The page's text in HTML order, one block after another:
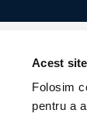
Acest
Folosim
pentru a